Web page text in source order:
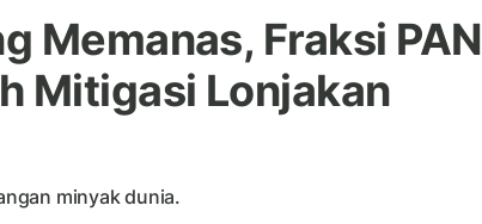
Memanas, Fraksi PAN
Mitigasi Lonjakan
minyak dunia.